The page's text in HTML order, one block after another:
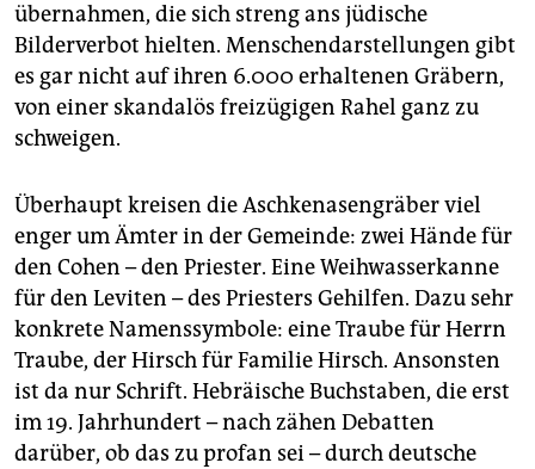
übernahmen, die sich streng ans jüdische
Bilderverbot hielten. Menschendarstellungen gibt
es gar nicht auf ihren 6.000 erhaltenen Gräbern,
von einer skandalös freizügigen Rahel ganz zu
schweigen.
Überhaupt kreisen die Aschkenasengräber viel
enger um Ämter in der Gemeinde: zwei Hände für
den Cohen – den Priester. Eine Weihwasserkanne
für den Leviten – des Priesters Gehilfen. Dazu sehr
konkrete Namenssymbole: eine Traube für Herrn
Traube, der Hirsch für Familie Hirsch. Ansonsten
ist da nur Schrift. Hebräische Buchstaben, die erst
im 19. Jahrhundert – nach zähen Debatten
darüber, ob das zu profan sei – durch deutsche